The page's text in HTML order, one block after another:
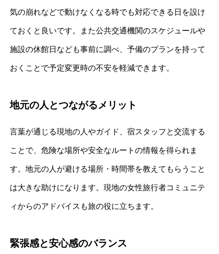
気の崩れなどで動けなくなる時でも対応できる日を設け
ておくと良いです。また公共交通機関のスケジュールや
施設の休館日なども事前に調べ、予備のプランを持って
おくことで予定変更時の不安を軽減できます。
地元の人とつながるメリット
言葉が通じる現地の人やガイド、宿スタッフと交流する
ことで、危険な場所や安全なルートの情報を得られま
す。地元の人が避ける場所・時間帯を教えてもらうこと
は大きな助けになります。現地の女性旅行者コミュニテ
ィからのアドバイスも旅の役に立ちます。
緊張感と安心感のバランス